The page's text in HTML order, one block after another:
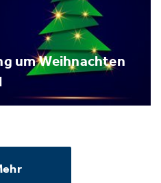
um Weihnachten